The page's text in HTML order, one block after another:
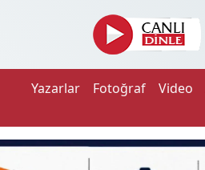
Yazarlar Fotoğraf Video